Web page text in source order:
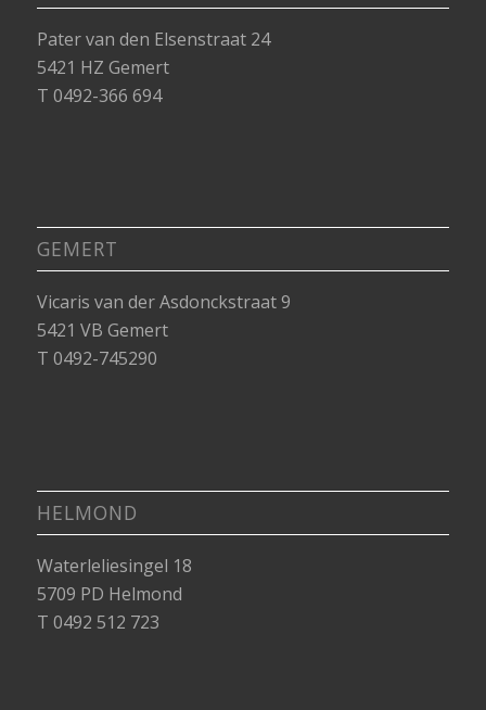
Pater van den Elsenstraat 24
5421 HZ Gemert
T 0492-366 694
GEMERT
Vicaris van der Asdonckstraat 9
5421 VB Gemert
T 0492-745290
HELMOND
Waterleliesingel 18
5709 PD Helmond
T 0492 512 723